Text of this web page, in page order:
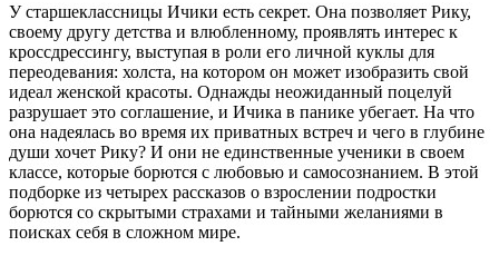
У старшеклассницы Ичики есть секрет. Она позволяет Рику,
своему другу детства и влюбленному, проявлять интерес к
кроссдрессингу, выступая в роли его личной куклы для
переодевания: холста, на котором он может изобразить свой
идеал женской красоты. Однажды неожиданный поцелуй
разрушает это соглашение, и Ичика в панике убегает. На что
она надеялась во время их приватных встреч и чего в глубине
души хочет Рику? И они не единственные ученики в своем
классе, которые борются с любовью и самосознанием. В этой
подборке из четырех рассказов о взрослении подростки
борются со скрытыми страхами и тайными желаниями в
поисках себя в сложном мире.